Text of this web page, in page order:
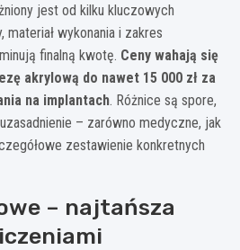
jest od kilku kluczowych
wykonania i zakres
finalną kwotę. Ceny wahają się
akrylową do nawet 15 000 zł za
na implantach. Różnice są spore,
– zarówno medyczne, jak
zestawienie konkretnych
– najtańsza